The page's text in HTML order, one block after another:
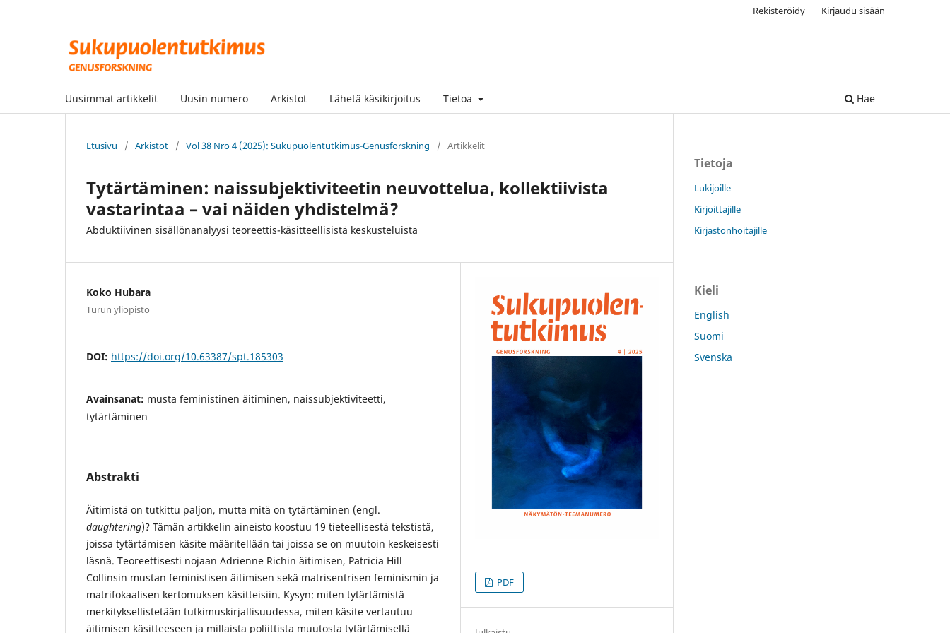
Uusimmat artikkelit Uusin numero Arkistot Lähetä käsikirjoitus Tietoa Hae
Rekisteröidy Kirjaudu sisään
Etusivu / Arkistot / Vol 38 Nro 4 (2025): Sukupuolentutkimus-Genusforskning / Artikkelit
Tytärtäminen: naissubjektiviteetin neuvottelua, kollektiivista
vastarintaa – vai näiden yhdistelmä?
Abduktiivinen sisällönanalyysi teoreettis-käsitteellisistä keskusteluista
Koko Hubara
Turun yliopisto
DOI: https://doi.org/10.63387/spt.185303
Avainsanat: musta feministinen äitiminen, naissubjektiviteetti,
tytärtäminen
Abstrakti
Äitimistä on tutkittu paljon, mutta mitä on tytärtäminen (engl.
daughtering)? Tämän artikkelin aineisto koostuu 19 tieteellisestä tekstistä,
joissa tytärtämisen käsite määritellään tai joissa se on muutoin keskeisesti
läsnä. Teoreettisesti nojaan Adrienne Richin äitimisen, Patricia Hill
Collinsin mustan feministisen äitimisen sekä matrisentrisen feminismin ja
matrifokaalisen kertomuksen käsitteisiin. Kysyn: miten tytärtämistä
merkityksellistetään tutkimuskirjallisuudessa, miten käsite vertautuu
äitimisen käsitteeseen ja millaista poliittista muutosta tytärtämisellä
PDF
Tietoja
Lukijoille
Kirjoittajille
Kirjastonhoitajille
Kieli
English
Suomi
Svenska